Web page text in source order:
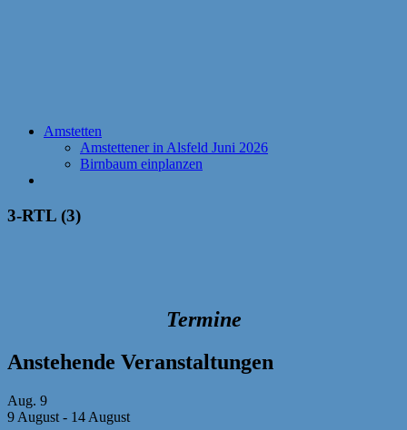
Amstetten
Amstettener in Alsfeld Juni 2026
Birnbaum einplanzen
3-RTL (3)
Termine
Anstehende Veranstaltungen
Aug. 9
9 August - 14 August